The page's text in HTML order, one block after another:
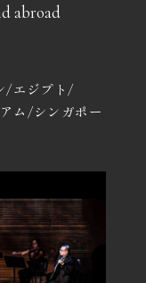
abroad
/エジプト/
ム/シンガポー